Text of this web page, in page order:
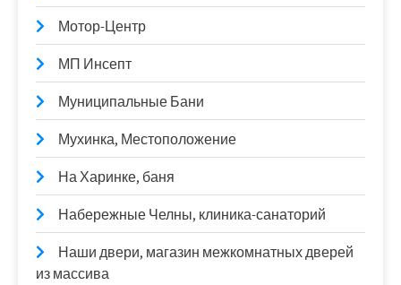
Мотор-Центр
МП Инсепт
Муниципальные Бани
Мухинка, Местоположение
На Харинке, баня
Набережные Челны, клиника-санаторий
Наши двери, магазин межкомнатных дверей
из массива